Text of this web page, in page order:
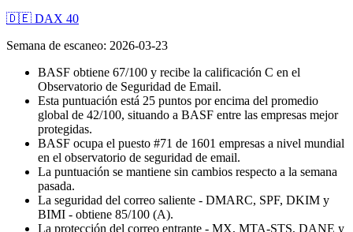
🇩🇪 DAX 40
Semana de escaneo: 2026-03-23
BASF obtiene 67/100 y recibe la calificación C en el
Observatorio de Seguridad de Email.
Esta puntuación está 25 puntos por encima del promedio
global de 42/100, situando a BASF entre las empresas mejor
protegidas.
BASF ocupa el puesto #71 de 1601 empresas a nivel mundial
en el observatorio de seguridad de email.
La puntuación se mantiene sin cambios respecto a la semana
pasada.
La seguridad del correo saliente - DMARC, SPF, DKIM y
BIMI - obtiene 85/100 (A).
La protección del correo entrante - MX, MTA-STS, DANE y